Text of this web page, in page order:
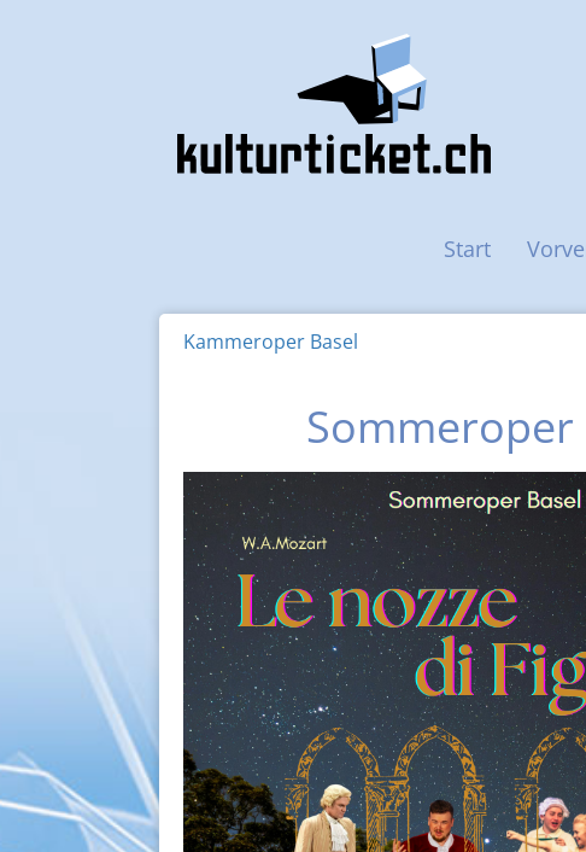
Haupt-Navigation
Start
Kammeroper Basel
Sommeroper